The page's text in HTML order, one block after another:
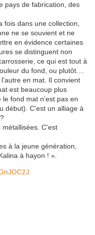
pays de fabrication, des
fois dans une collection,
ne se souvient et ne
en évidence certaines
se distinguent non
ce qui est tout à
du fond, ou plutôt....
en mat. Il convient
est beaucoup plus
le fond mat n'est pas en
début). C'est un alliage à
métallisées. C'est
à la jeune génération,
à hayon ! ».